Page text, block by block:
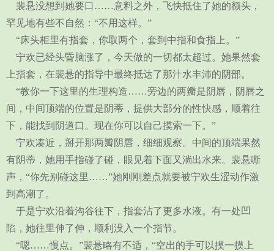
裴悬没想到她要口……意料之外，飞快抵住了她的额头，
罕见地有些不自然：“不用这样。”
“床头柜里有指套，你取两个，套到中指和食指上。”
宁欢已经头昏脑涨了，今天做的一切都太超过。她果然套
上指套，在裴悬的指导中最终抵达了那汁水丰沛的阴部。
“教你一下这里的生理构造……旁边的两瓣是阴唇，阴唇之
间，中间顶端的位置是阴蒂，提供大部分的性快感，顺着往
下，能找到阴道口。现在你可以自己摸索一下。”
宁欢凑近，掰开那两瓣阴唇，细细观察。中间的顶端果然
有阴蒂，她用手指碰了碰，眼见着下面又淌出水来。裴悬嘶
声，“你先别碰这里……”她刚刚差点就要被宁欢生涩动作激
到高潮了。
于是宁欢沿着沟谷往下，指套沾了更多水液。有一处凹
陷，她往里伸了伸，顺利没入一个指节。
“嗯……慢点。”裴悬略有不适，“空出的手可以摸一摸上